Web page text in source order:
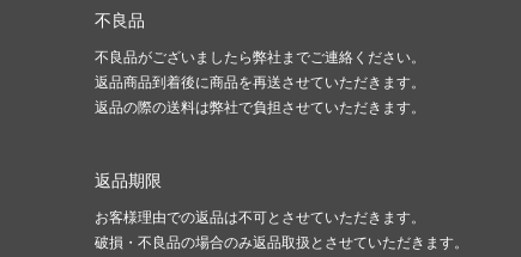
不良品
不良品がございましたら弊社までご連絡ください。
返品商品到着後に商品を再送させていただきます。
返品の際の送料は弊社で負担させていただきます。
返品期限
お客様理由での返品は不可とさせていただきます。
破損・不良品の場合のみ返品取扱とさせていただきます。